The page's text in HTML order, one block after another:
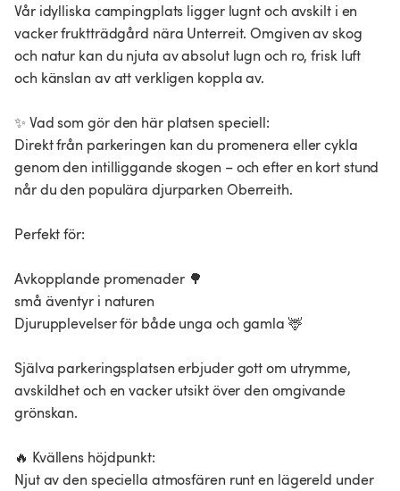
Vår idylliska campingplats ligger lugnt och avskilt i en
vacker fruktträdgård nära Unterreit. Omgiven av skog
och natur kan du njuta av absolut lugn och ro, frisk luft
och känslan av att verkligen koppla av.
✨ Vad som gör den här platsen speciell:
Direkt från parkeringen kan du promenera eller cykla
genom den intilliggande skogen – och efter en kort stund
når du den populära djurparken Oberreith.
Perfekt för:
Avkopplande promenader 🌳
små äventyr i naturen
Djurupplevelser för både unga och gamla 🦌
Själva parkeringsplatsen erbjuder gott om utrymme,
avskildhet och en vacker utsikt över den omgivande
grönskan.
🔥 Kvällens höjdpunkt:
Njut av den speciella atmosfären runt en lägereld under